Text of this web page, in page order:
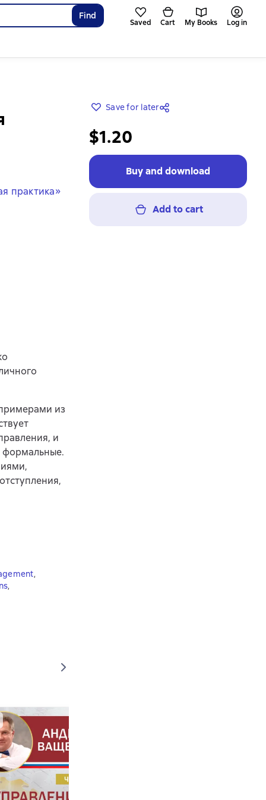
Find
Saved Cart My Books Log in
практика»
Save for later
$1.20
Buy and download
Add to cart
из
и
формальные.
,
,